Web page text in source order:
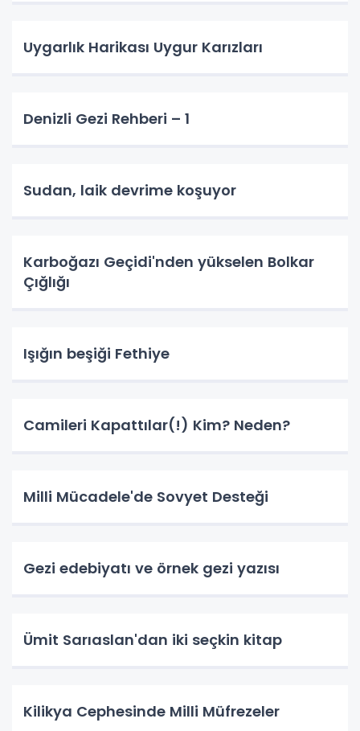
Uygarlık Harikası Uygur Karızları
Denizli Gezi Rehberi – 1
Sudan, laik devrime koşuyor
Karboğazı Geçidi'nden yükselen Bolkar
Çığlığı
Işığın beşiği Fethiye
Camileri Kapattılar(!) Kim? Neden?
Milli Mücadele'de Sovyet Desteği
Gezi edebiyatı ve örnek gezi yazısı
Ümit Sarıaslan'dan iki seçkin kitap
Kilikya Cephesinde Milli Müfrezeler